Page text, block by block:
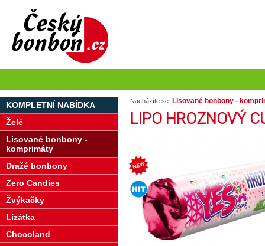
Nacházíte se: Lisované bonbony -
LIPO HROZNOVÝ
KOMPLETNÍ NABÍDKA
Želé
Lisované bonbony -
komprimáty
Dražé bonbony
Zero Candies
Žvýkačky
Lízátka
Chocoland